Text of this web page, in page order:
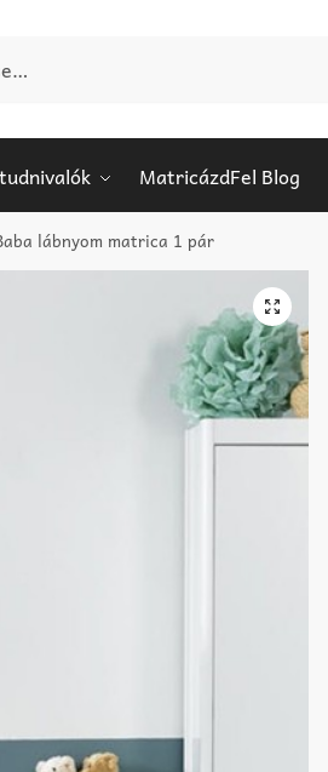
MatricázdFel Blog
lábnyom matrica 1 pár